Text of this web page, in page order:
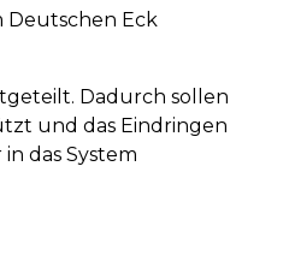
Deutschen Eck
Dadurch sollen
und das Eindringen
das System